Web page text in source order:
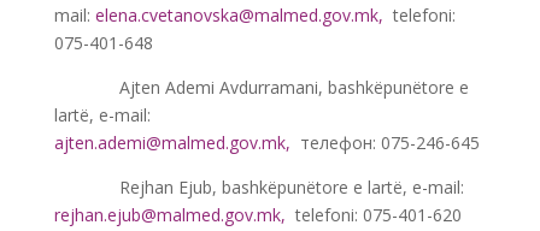
mail: elena.cvetanovska@malmed.gov.mk, telefoni:
075-401-648
Ajten Ademi Avdurramani, bashkëpunëtore e
lartë, e-mail:
ajten.ademi@malmed.gov.mk, телефон: 075-246-645
Rejhan Ejub, bashkëpunëtore e lartë, e-mail:
rejhan.ejub@malmed.gov.mk, telefoni: 075-401-620